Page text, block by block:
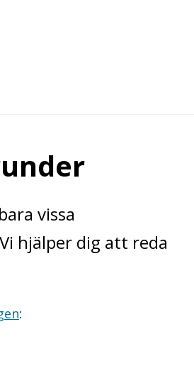
vissa
hjälper dig att reda
: